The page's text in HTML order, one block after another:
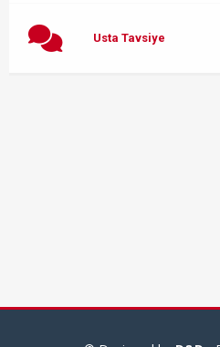
Usta Tavsiye